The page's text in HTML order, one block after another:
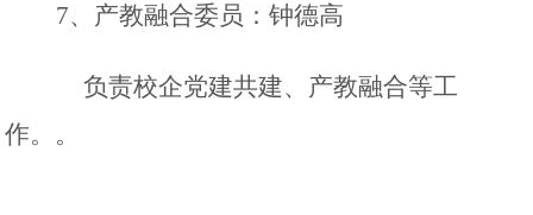
7、 产教融合委员：钟德高
负责校企党建共建、产教融合等工
作。 。